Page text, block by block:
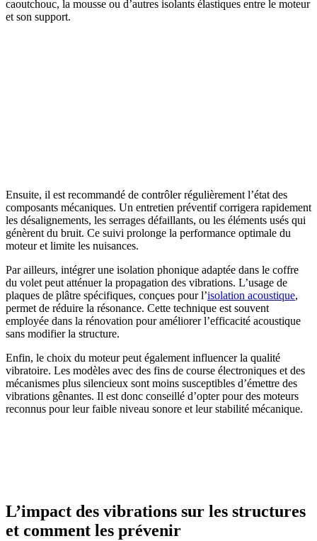
caoutchouc, la mousse ou d’autres isolants élastiques entre le moteur
et son support.
Ensuite, il est recommandé de contrôler régulièrement l’état des
composants mécaniques. Un entretien préventif corrigera rapidement
les désalignements, les serrages défaillants, ou les éléments usés qui
génèrent du bruit. Ce suivi prolonge la performance optimale du
moteur et limite les nuisances.
Par ailleurs, intégrer une isolation phonique adaptée dans le coffre
du volet peut atténuer la propagation des vibrations. L’usage de
plaques de plâtre spécifiques, conçues pour l’isolation acoustique,
permet de réduire la résonance. Cette technique est souvent
employée dans la rénovation pour améliorer l’efficacité acoustique
sans modifier la structure.
Enfin, le choix du moteur peut également influencer la qualité
vibratoire. Les modèles avec des fins de course électroniques et des
mécanismes plus silencieux sont moins susceptibles d’émettre des
vibrations gênantes. Il est donc conseillé d’opter pour des moteurs
reconnus pour leur faible niveau sonore et leur stabilité mécanique.
L’impact des vibrations sur les structures
et comment les prévenir